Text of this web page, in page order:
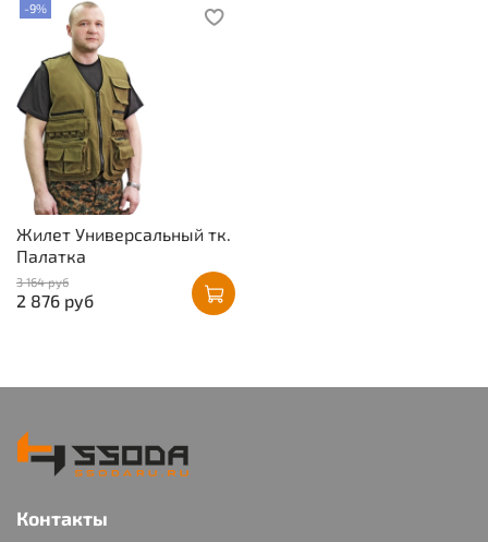
-9%
Жилет Универсальный тк.
Палатка
3 164 руб
2 876 руб
Контакты